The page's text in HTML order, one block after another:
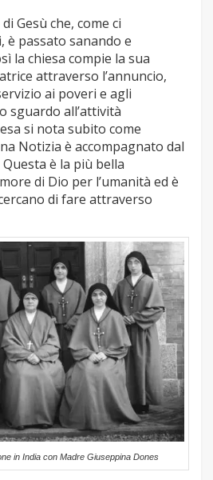
Gesù che, come ci
è passato sanando e
la chiesa compie la sua
attraverso l’annuncio,
ai poveri e agli
sguardo all’attività
si nota subito come
Notizia è accompagnato dal
è la più bella
di Dio per l’umanità ed è
di fare attraverso
in India con Madre Giuseppina Dones